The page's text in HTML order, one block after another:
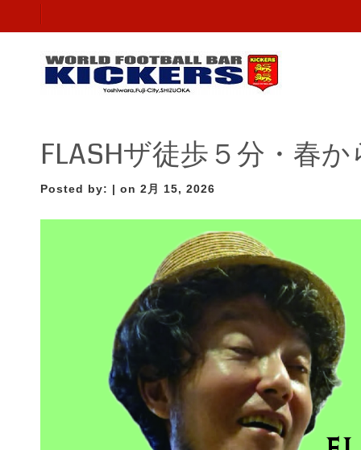
FLASHザ徒歩５分・春
Posted by: | on 2月 15, 2026